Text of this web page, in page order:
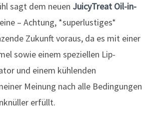
sagt dem neuen JuicyTreat Oil-in-
– Achtung, *superlustiges*
Zukunft voraus, da es mit einer
sowie einem speziellen Lip-
und einem kühlenden
Meinung nach alle Bedingungen
erfüllt.